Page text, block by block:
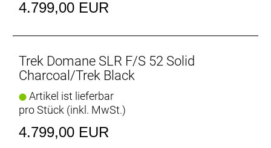
hat die Domane SLR-Plattform zum „Superbike of
zwei unterschiedlichen Offsets) ist separat
erhältlich
Der Komfort-Vorteil
Vorderes und hinteres IsoSpeed schlucken
ermüdende Fahrbahnunebenheiten, damit du länger
kraftvoll in die Pedale treten kannst.
4.799,00 EUR
Trek Domane SLR F/S 52 Solid
Charcoal/Trek Black
Artikel ist lieferbar
pro Stück (inkl. MwSt.)
4.799,00 EUR